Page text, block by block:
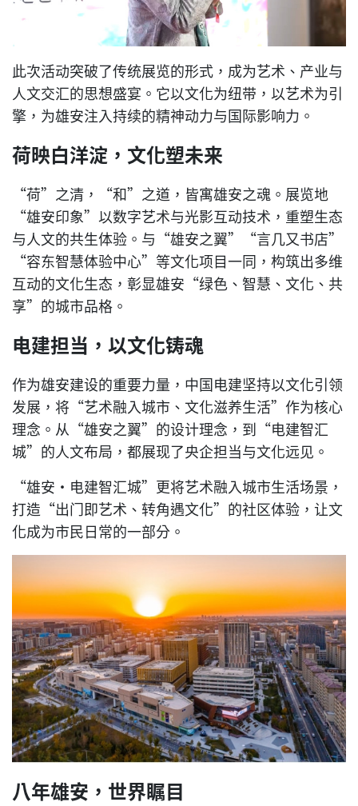
此次活动突破了传统展览的形式，成为艺术、产业与
人文交汇的思想盛宴。它以文化为纽带，以艺术为引
擎，为雄安注入持续的精神动力与国际影响力。
荷映白洋淀，文化塑未来
“荷”之清，“和”之道，皆寓雄安之魂。展览地
“雄安印象”以数字艺术与光影互动技术，重塑生态
与人文的共生体验。与“雄安之翼”“言几又书店”
“容东智慧体验中心”等文化项目一同，构筑出多维
互动的文化生态，彰显雄安“绿色、智慧、文化、共
享”的城市品格。
电建担当，以文化铸魂
作为雄安建设的重要力量，中国电建坚持以文化引领
发展，将“艺术融入城市、文化滋养生活”作为核心
理念。从“雄安之翼”的设计理念，到“电建智汇
城”的人文布局，都展现了央企担当与文化远见。
“雄安·电建智汇城”更将艺术融入城市生活场景，
打造“出门即艺术、转角遇文化”的社区体验，让文
化成为市民日常的一部分。
八年雄安，世界瞩目